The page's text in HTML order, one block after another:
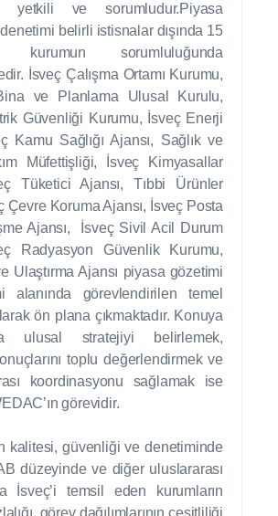
yetkili ve sorumludur.Piyasa
belirli istisnalar dışında 15
kurumun sorumluluğunda
İsveç Çalışma Ortamı Kurumu,
ve Planlama Ulusal Kurulu,
Güvenliği Kurumu, İsveç Enerji
Kamu Sağlığı Ajansı, Sağlık ve
Müfettişliği, İsveç Kimyasallar
Tüketici Ajansı, Tıbbi Ürünler
Çevre Koruma Ajansı, İsveç Posta
Ajansı, İsveç Sivil Acil Durum
Radyasyon Güvenlik Kurumu,
Ulaştırma Ajansı piyasa gözetimi
alanında görevlendirilen temel
ön plana çıkmaktadır. Konuya
ulusal stratejiyi belirlemek,
toplu değerlendirmek ve
koordinasyonu sağlamak ise
görevidir.
kalitesi, güvenliği ve denetiminde
düzeyinde ve diğer uluslararası
İsveç’i temsil eden kurumların
görev dağılımlarının çeşitliliği